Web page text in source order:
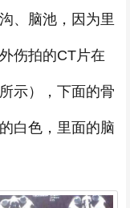
、脑池，因为里
伤拍的CT片在
示），下面的骨
白色，里面的脑